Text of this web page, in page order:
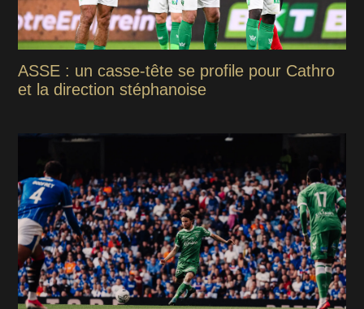
ASSE : un casse-tête se profile pour Cathro
et la direction stéphanoise